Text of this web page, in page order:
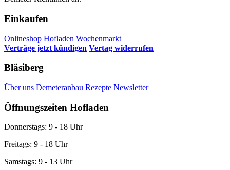
Einkaufen
Onlineshop Hofladen Wochenmarkt
Verträge jetzt kündigen Vertag widerrufen
Bläsiberg
Über uns Demeteranbau Rezepte Newsletter
Öffnungszeiten Hofladen
Donnerstags: 9 - 18 Uhr
Freitags: 9 - 18 Uhr
Samstags: 9 - 13 Uhr